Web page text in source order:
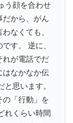
う顔を合わせ
だから、がん
なくても、
す。 逆に、
れが電話でだ
はなかなか伝
思います。
の「行動」を
れくらい時間